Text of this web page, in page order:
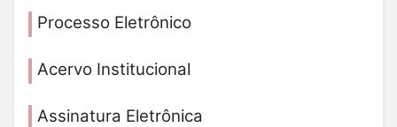
Processo Eletrônico
Acervo Institucional
Assinatura Eletrônica